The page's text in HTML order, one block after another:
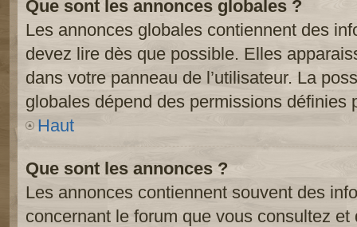
Que sont les annonces globales ?
Les annonces globales contiennent des
devez lire dès que possible. Elles
dans votre panneau de l’utilisateur. La
globales dépend des permissions définies
Haut
Que sont les annonces ?
Les annonces contiennent souvent des
concernant le forum que vous consultez